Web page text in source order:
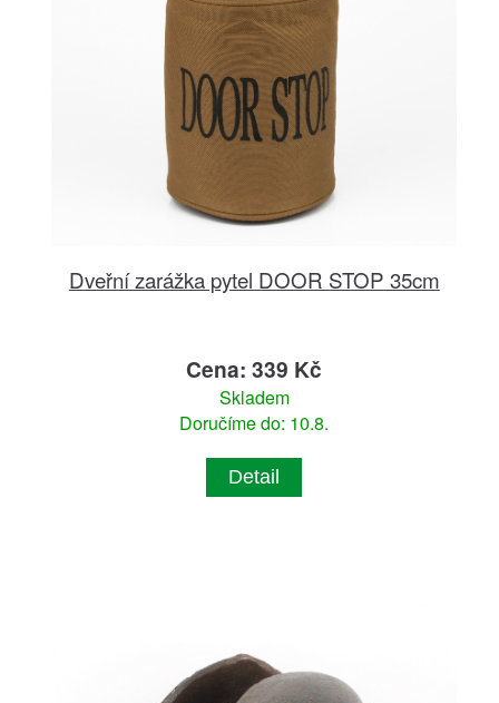
Dveřní zarážka pytel DOOR STOP 35cm
Cena: 339 Kč
Skladem
Doručíme do: 10.8.
Detail